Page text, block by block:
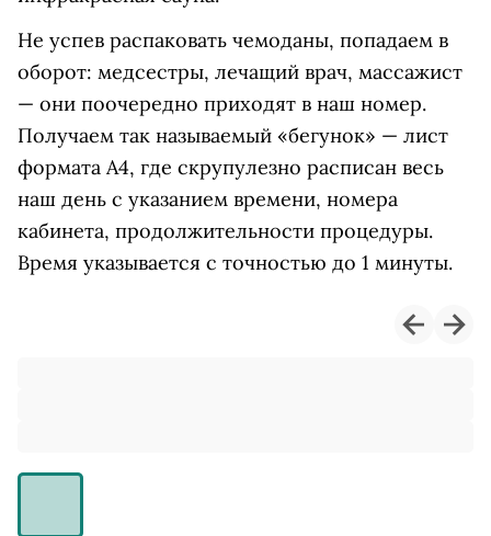
Не успев распаковать чемоданы, попадаем в
оборот: медсестры, лечащий врач, массажист
— они поочередно приходят в наш номер.
Получаем так называемый «бегунок» — лист
формата А4, где скрупулезно расписан весь
наш день с указанием времени, номера
кабинета, продолжительности процедуры.
Время указывается с точностью до 1 минуты.